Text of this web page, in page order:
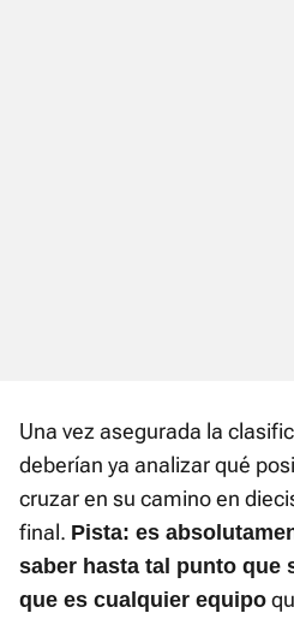
Una vez asegurada la
deberían ya analizar qué
cruzar en su camino en
final. Pista: es
saber hasta tal punto que
que es cualquier equipo